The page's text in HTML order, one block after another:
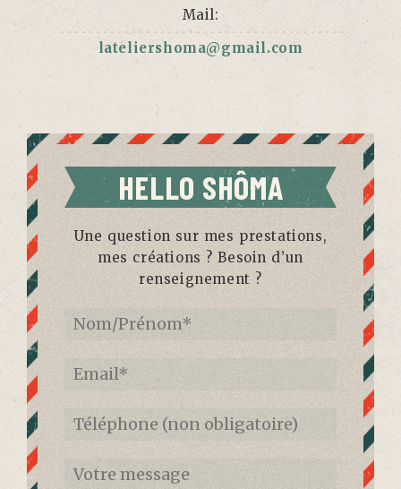
Mail:
lateliershoma@gmail.com
HELLO SHÔMA
Une question sur mes prestations,
mes créations ? Besoin d’un
renseignement ?